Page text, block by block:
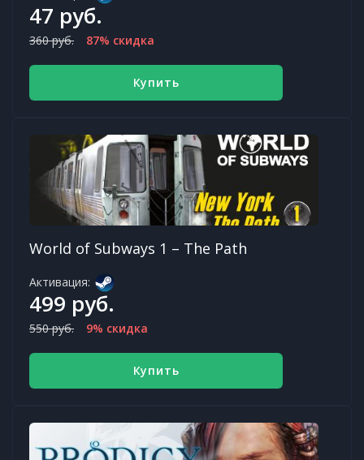
47 руб.
360 руб. 87% скидка
Купить
World of Subways 1 – The Path
Активация:
499 руб.
550 руб. 9% скидка
Купить